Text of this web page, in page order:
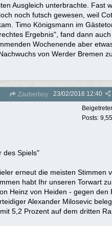
Ausgleich unterbrachte. Fast
noch futsch gewesen, weil
Timo Königsmann im
Ergebnis", fand dann
Wochenende aber
von Werder Bremen
Zauberboy 23/02/2016 12:40
Posts:
des Spiels"
erneut die meisten Stimmen
habt Ihr unseren Torwart
Heinz von Heiden - gegen den
Alexander Milosevic
5,2 Prozent auf dem dritten